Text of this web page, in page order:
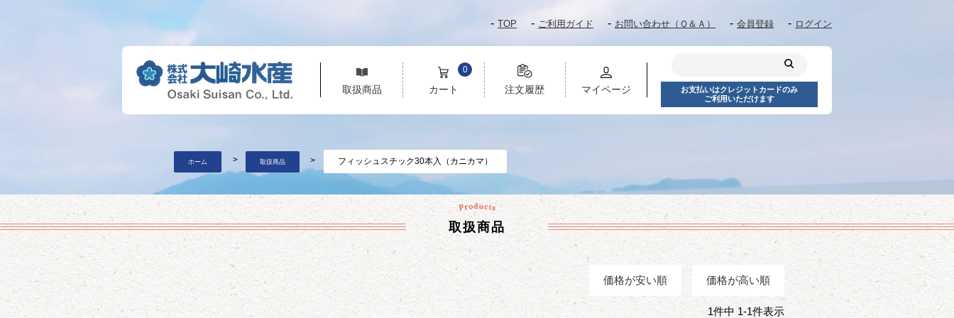
TOP ご利用ガイド お問い合わせ（Ｑ＆Ａ） 会員登録 ログイン
取扱商品 カート
0
注文履歴 マイページ
お支払いはクレジットカードのみ
ご利用いただけます
ホーム 取扱商品 フィッシュスチック30本入（カニカマ）
取扱商品
価格が安い順 価格が高い順
1件中 1-1件表示